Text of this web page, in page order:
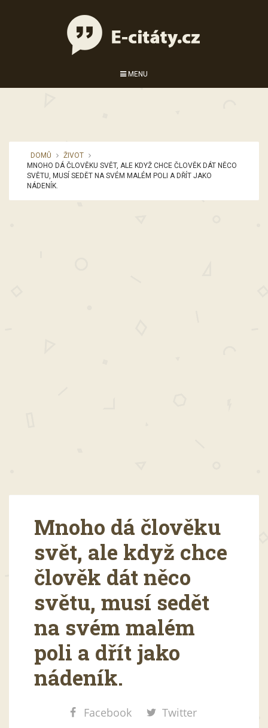
MENU
DOMŮ
ŽIVOT
MNOHO DÁ ČLOVĚKU SVĚT, ALE KDYŽ CHCE ČLOVĚK DÁT NĚCO
SVĚTU, MUSÍ SEDĚT NA SVÉM MALÉM POLI A DŘÍT JAKO
NÁDENÍK.
Mnoho dá člověku
svět, ale když chce
člověk dát něco
světu, musí sedět
na svém malém
poli a dřít jako
nádeník.
Facebook
Twitter